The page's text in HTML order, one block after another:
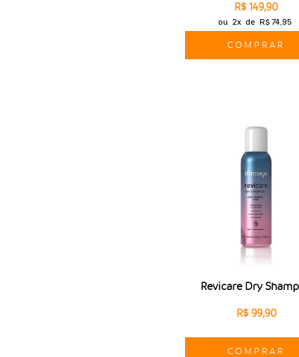
R$ 149,90
ou 2x de R$ 74,95
COMPRAR
R$ 99,90
COMPRAR